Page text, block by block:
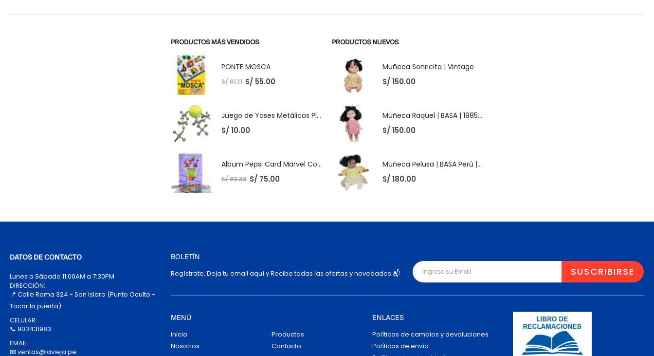
PRODUCTOS MÁS VENDIDOS
PONTE MOSCA
S/61.11 S/ 55.00
Juego de Yases Metálicos Plomos 6 Unidades + Pelota de Goma (En Bolsita Lista para Regalar)
S/ 10.00
Album Pepsi Card Marvel Completo
S/83.33 S/ 75.00
PRODUCTOS NUEVOS
Muñeca Sonricita | Vintage
S/ 150.00
Muñeca Raquel | BASA | 1985 | Vintage
S/ 150.00
Muñeca Pelusa | BASA Perú | Años 80 | Original
S/ 180.00
DATOS DE CONTACTO
Lunes a Sábado 11:00AM a 7:30PM
DIRECCIÓN:
📍 Calle Roma 324 - San Isidro (Punto Oculto -
Tocar la puerta)
CELULAR:
📞 903431983
EMAIL:
📧 ventas@lavieja.pe
BOLETÍN
Regístrate, Deja tu email aquí y Recibe todas las ofertas y novedades 📬
MENÚ
Inicio
Nosotros
Productos
Contacto
ENLACES
Políticas de cambios y devoluciones
Políticas de envío